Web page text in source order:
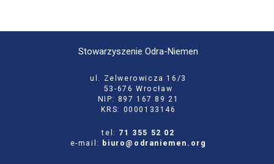
Stowarzyszenie Odra-Niemen
ul. Zelwerowicza 16/3
53-676 Wrocław
NIP: 897 167 89 21
KRS: 0000133146
tel: 71 355 52 02
e-mail:
biuro@odraniemen.org